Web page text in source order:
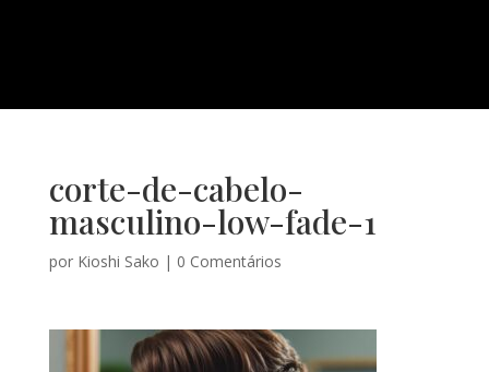
corte-de-cabelo-
masculino-low-fade-1
por Kioshi Sako | 0 Comentários